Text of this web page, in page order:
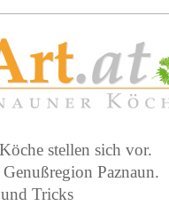
stellen sich vor.
Paznaun.
Tricks